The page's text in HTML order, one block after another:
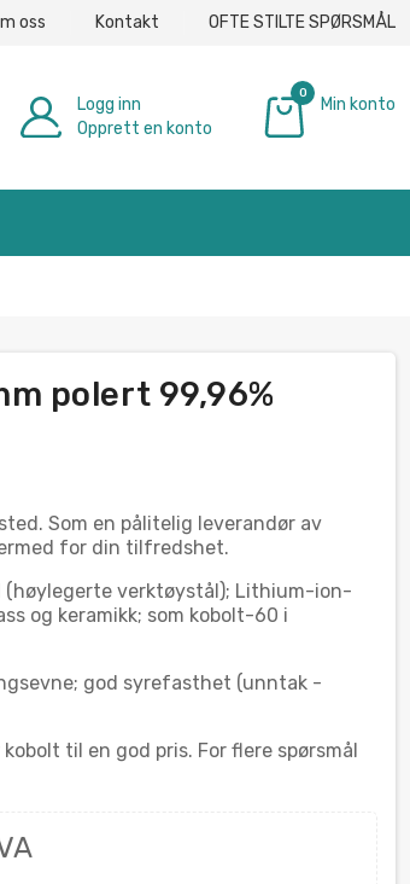
oss Kontakt OFTE STILTE SPØRSMÅL
Logg inn
Opprett en konto
0
Min konto
polert 99,96%
Som en pålitelig leverandør av
for din tilfredshet.
(høylegerte verktøystål); Lithium-ion-
og keramikk; som kobolt-60 i
god syrefasthet (unntak -
til en god pris. For flere spørsmål